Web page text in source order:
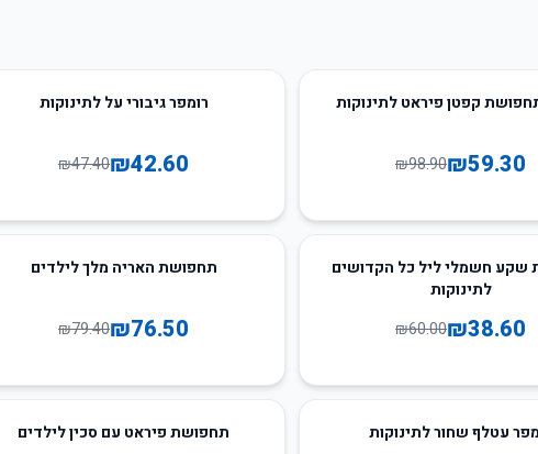
קפטן פיראט לתינוקות
₪59.30
₪98.90
רומפר גיבורי על לתינוקות
₪42.60
₪47.40
שקע חשמלי ליל כל הקדושים
לתינוקות
₪38.60
₪60.00
תחפושת האריה מלך לילדים
₪76.50
₪79.40
עטלף שחור לתינוקות תחפושת פיראט עם סכין לילדים